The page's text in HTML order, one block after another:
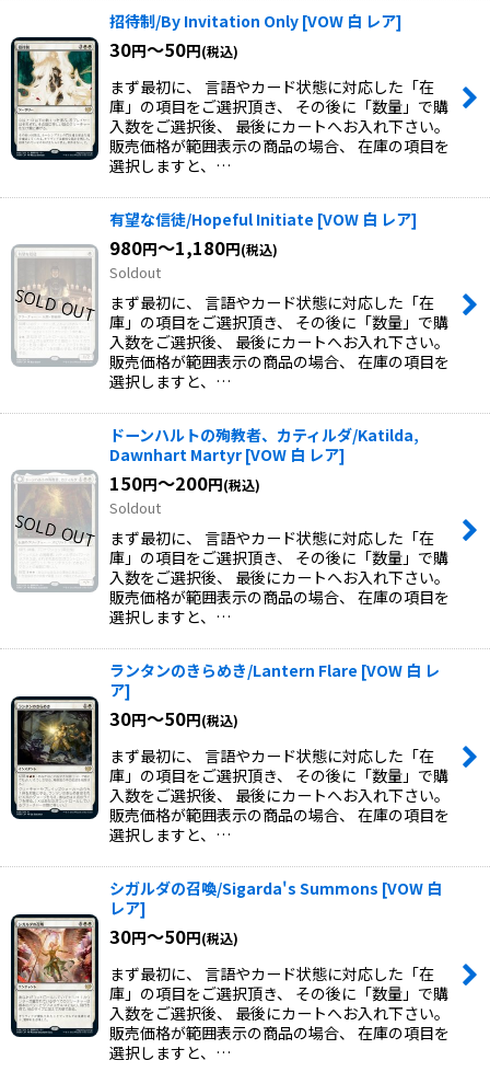
招待制/By Invitation Only [VOW 白 レア]
30円～50円(税込)
まず最初に、 言語やカード状態に対応した「在
庫」の項目をご選択頂き、 その後に「数量」で購
入数をご選択後、 最後にカートへお入れ下さい。
販売価格が範囲表示の商品の場合、 在庫の項目を
選択しますと、…
有望な信徒/Hopeful Initiate [VOW 白 レア]
980円～1,180円(税込)
Soldout
まず最初に、 言語やカード状態に対応した「在
庫」の項目をご選択頂き、 その後に「数量」で購
入数をご選択後、 最後にカートへお入れ下さい。
販売価格が範囲表示の商品の場合、 在庫の項目を
選択しますと、…
ドーンハルトの殉教者、カティルダ/Katilda,
Dawnhart Martyr [VOW 白 レア]
150円～200円(税込)
Soldout
まず最初に、 言語やカード状態に対応した「在
庫」の項目をご選択頂き、 その後に「数量」で購
入数をご選択後、 最後にカートへお入れ下さい。
販売価格が範囲表示の商品の場合、 在庫の項目を
選択しますと、…
ランタンのきらめき/Lantern Flare [VOW 白 レ
ア]
30円～50円(税込)
まず最初に、 言語やカード状態に対応した「在
庫」の項目をご選択頂き、 その後に「数量」で購
入数をご選択後、 最後にカートへお入れ下さい。
販売価格が範囲表示の商品の場合、 在庫の項目を
選択しますと、…
シガルダの召喚/Sigarda's Summons [VOW 白
レア]
30円～50円(税込)
まず最初に、 言語やカード状態に対応した「在
庫」の項目をご選択頂き、 その後に「数量」で購
入数をご選択後、 最後にカートへお入れ下さい。
販売価格が範囲表示の商品の場合、 在庫の項目を
選択しますと、…